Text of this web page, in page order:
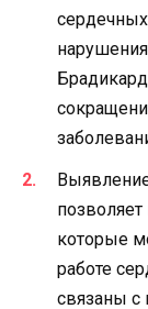
которые
работе
связаны с